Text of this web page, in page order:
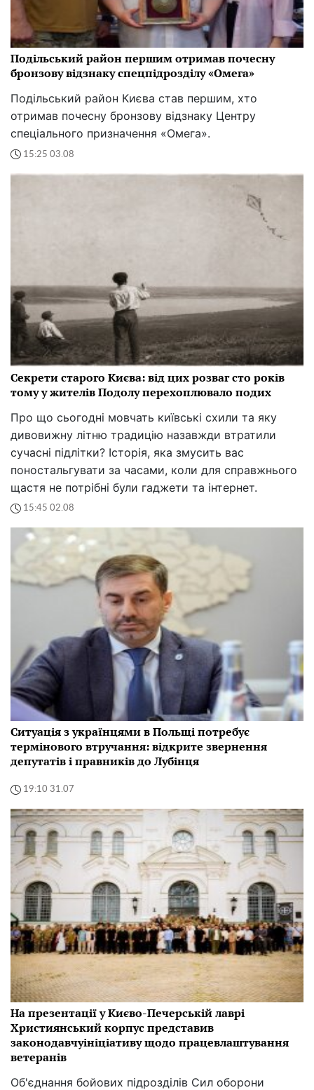
Подільський район першим отримав почесну
бронзову відзнаку спецпідрозділу «Омега»
Подільський район Києва став першим, хто
отримав почесну бронзову відзнаку Центру
спеціального призначення «Омега».
15:25 03.08
Секрети старого Києва: від цих розваг сто років
тому у жителів Подолу перехоплювало подих
Про що сьогодні мовчать київські схили та яку
дивовижну літню традицію назавжди втратили
сучасні підлітки? Історія, яка змусить вас
поностальгувати за часами, коли для справжнього
щастя не потрібні були гаджети та інтернет.
15:45 02.08
Ситуація з українцями в Польщі потребує
термінового втручання: відкрите звернення
депутатів і правників до Лубінця
19:10 31.07
На презентації у Києво-Печерській лаврі
Християнський корпус представив
законодавчуініціативу щодо працевлаштування
ветеранів
Об'єднання бойових підрозділів Сил оборони